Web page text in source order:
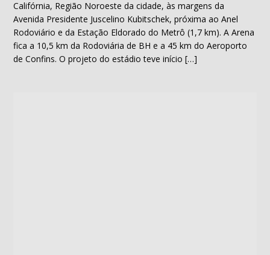
Califórnia, Região Noroeste da cidade, às margens da
Avenida Presidente Juscelino Kubitschek, próxima ao Anel
Rodoviário e da Estação Eldorado do Metrô (1,7 km). A Arena
fica a 10,5 km da Rodoviária de BH e a 45 km do Aeroporto
de Confins. O projeto do estádio teve início […]